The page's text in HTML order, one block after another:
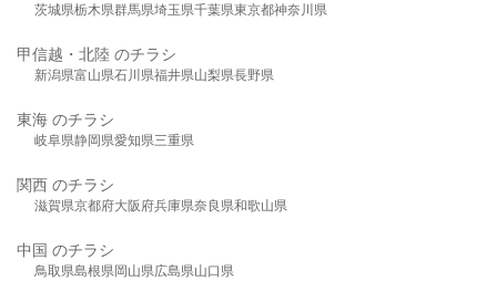
茨城県栃木県群馬県埼玉県千葉県東京都神奈川県
甲信越・北陸 のチラシ
新潟県富山県石川県福井県山梨県長野県
東海 のチラシ
岐阜県静岡県愛知県三重県
関西 のチラシ
滋賀県京都府大阪府兵庫県奈良県和歌山県
中国 のチラシ
鳥取県島根県岡山県広島県山口県